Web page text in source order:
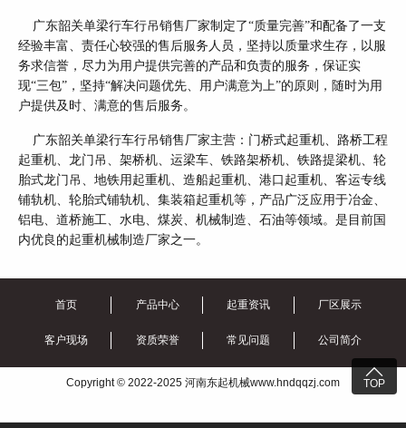
广东韶关单梁行车行吊销售厂家制定了“质量完善”和配备了一支
经验丰富、责任心较强的售后服务人员，坚持以质量求生存，以服
务求信誉，尽力为用户提供完善的产品和负责的服务，保证实
现“三包”，坚持“解决问题优先、用户满意为上”的原则，随时为用
户提供及时、满意的售后服务。
广东韶关单梁行车行吊销售厂家主营：门桥式起重机、路桥工程
起重机、龙门吊、架桥机、运梁车、铁路架桥机、铁路提梁机、轮
胎式龙门吊、地铁用起重机、造船起重机、港口起重机、客运专线
铺轨机、轮胎式铺轨机、集装箱起重机等，产品广泛应用于冶金、
铝电、道桥施工、水电、煤炭、机械制造、石油等领域。是目前国
内优良的起重机械制造厂家之一。

TOP
首页 产品中心 起重资讯 厂区展示
客户现场 资质荣誉 常见问题 公司简介
Copyright © 2022-2025 河南东起机械www.hndqqzj.com